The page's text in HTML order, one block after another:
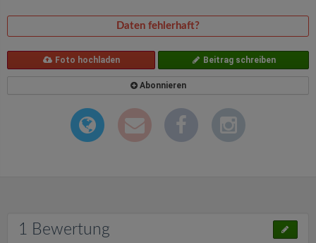
Daten fehlerhaft?
Foto hochladen Beitrag schreiben
Abonnieren
1 Bewertung